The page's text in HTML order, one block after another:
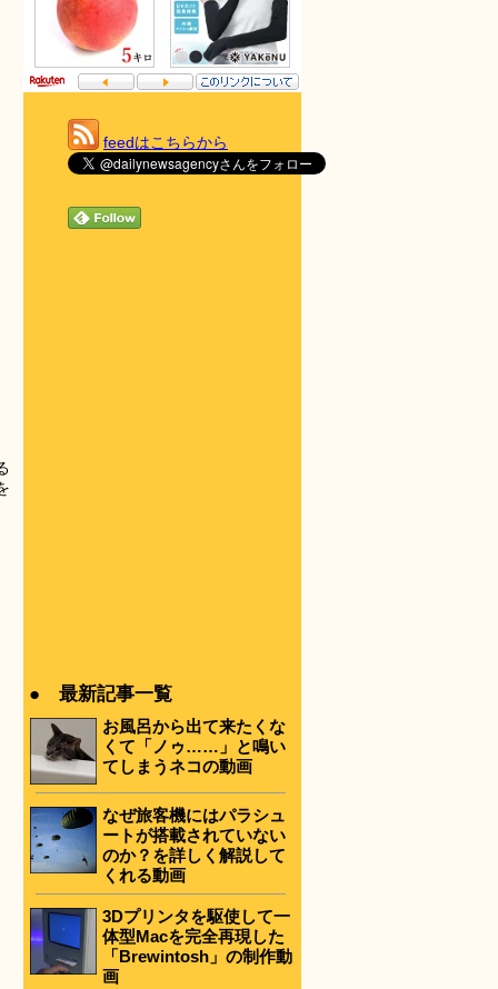
feedはこちらから
● 最新記事一覧
お風呂から出て来たくな
くて「ノゥ……」と鳴い
てしまうネコの動画
なぜ旅客機にはパラシュ
ートが搭載されていない
のか？を詳しく解説して
くれる動画
3Dプリンタを駆使して一
体型Macを完全再現した
「Brewintosh」の制作動
画